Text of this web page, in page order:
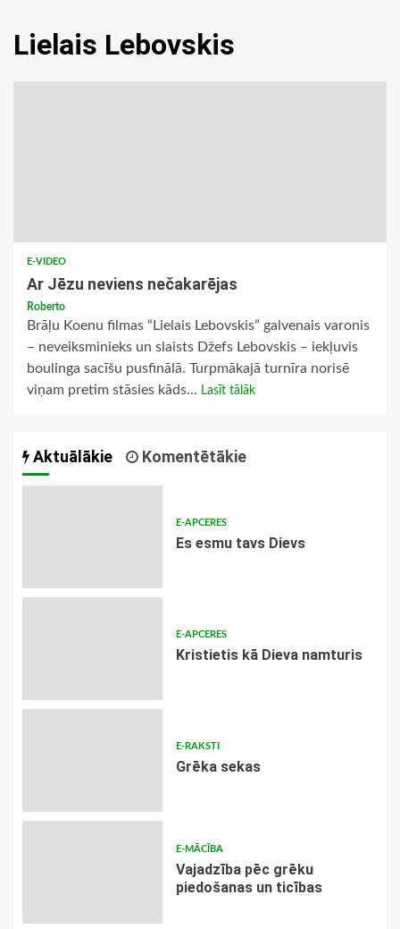
Lielais Lebovskis
E-VIDEO
Ar Jēzu neviens nečakarējas
Roberto
Brāļu Koenu filmas “Lielais Lebovskis” galvenais varonis
– neveiksminieks un slaists Džefs Lebovskis – iekļuvis
boulinga sacīšu pusfinālā. Turpmākajā turnīra norisē
viņam pretim stāsies kāds... Lasīt tālāk
Aktuālākie Komentētākie
E-APCERES
Es esmu tavs Dievs
E-APCERES
Kristietis kā Dieva namturis
E-RAKSTI
Grēka sekas
E-MĀCĪBA
Vajadzība pēc grēku
piedošanas un ticības